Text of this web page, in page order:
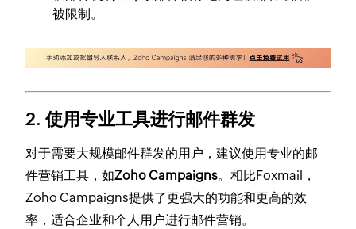
被限制。
2. 使用专业工具进行邮件群发
对于需要大规模邮件群发的用户，建议使用专业的邮
件营销工具，如Zoho Campaigns。相比Foxmail，
Zoho Campaigns提供了更强大的功能和更高的效
率，适合企业和个人用户进行邮件营销。